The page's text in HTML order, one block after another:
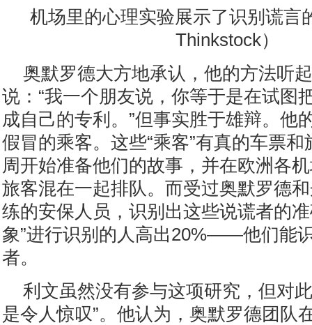
机场里的心理实验展示了识别谎言
Thinkstock）
奥默罗德大方地承认，他的方法听
说：“我一个朋友说，你等于是在试图
成自己的专利。”但事实胜于雄辩。他
假冒的乘客。这些“乘客”有真的车票
周开始准备他们的故事，并在欧洲各
旅客混在一起排队。而受过奥默罗德
练的安保人员，识别出这些说谎者的
象”进行识别的人高出20%——他们能
者。
利文虽然没有参与这项研究，但对
是令人惊叹”。他认为，奥默罗德团队